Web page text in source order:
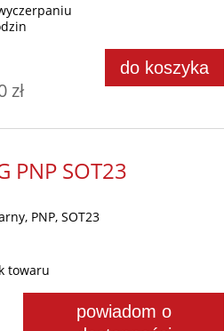
zł
do koszyka
PNP SOT23
PNP, SOT23
towaru
powiadom o